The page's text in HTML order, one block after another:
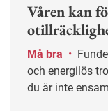
Våren kan
Må bra •
och energilös
du är inte